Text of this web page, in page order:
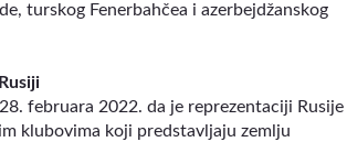
turskog Fenerbahčea i azerbejdžanskog
februara 2022. da je reprezentaciji Rusije
klubovima koji predstavljaju zemlju